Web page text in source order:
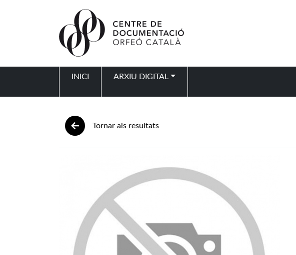
INICI ARXIU DIGITAL
Tornar als resultats